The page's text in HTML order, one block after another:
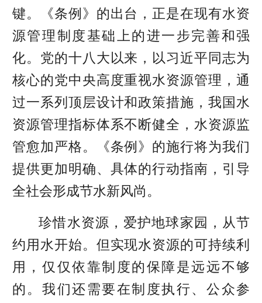
键。《条例》的出台，正是在现有水资
源管理制度基础上的进一步完善和强
化。党的十八大以来，以习近平同志为
核心的党中央高度重视水资源管理，通
过一系列顶层设计和政策措施，我国水
资源管理指标体系不断健全，水资源监
管愈加严格。《条例》的施行将为我们
提供更加明确、具体的行动指南，引导
全社会形成节水新风尚。
珍惜水资源，爱护地球家园，从节
约用水开始。但实现水资源的可持续利
用，仅仅依靠制度的保障是远远不够
的。我们还需要在制度执行、公众参